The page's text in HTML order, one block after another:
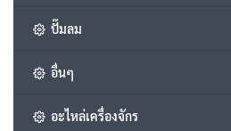
ปั๊มลม
อื่นๆ
อะไหล่เครื่องจักร